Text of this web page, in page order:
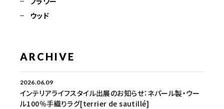
ウッド
ARCHIVE
2026.06.09
インテリアライフスタイル出展のお知らせ：ネパール製・ウー
ル100％手織りラグ[terrier de sautillé]